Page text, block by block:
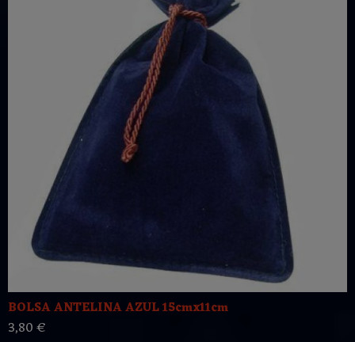
BOLSA ANTELINA AZUL 15cmx11cm
3,80 €